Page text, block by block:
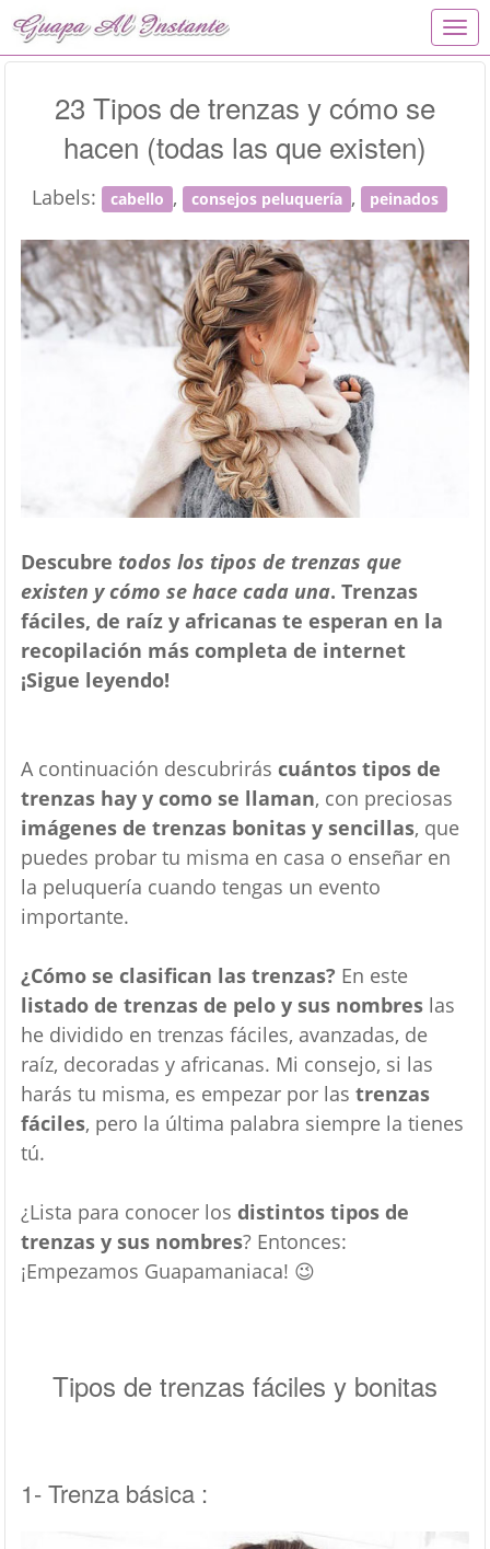
T
o
g
a
t
i
o
n
23 Tipos de trenzas y cómo se
hacen (todas las que existen)
Labels: cabello , consejos peluquería , peinados
Descubre todos los tipos de trenzas que
existen y cómo se hace cada una. Trenzas
fáciles, de raíz y africanas te esperan en la
recopilación más completa de internet
¡Sigue leyendo!
A continuación descubrirás cuántos tipos de
trenzas hay y como se llaman, con preciosas
imágenes de trenzas bonitas y sencillas, que
puedes probar tu misma en casa o enseñar en
la peluquería cuando tengas un evento
importante.
¿Cómo se clasifican las trenzas? En este
listado de trenzas de pelo y sus nombreslas
he dividido en trenzas fáciles, avanzadas, de
raíz, decoradas y africanas. Mi consejo, si las
harás tu misma, es empezar por las trenzas
fáciles, pero la última palabra siempre la tienes
tú.
¿Lista para conocer los distintos tipos de
trenzas y sus nombres? Entonces:
¡Empezamos Guapamaniaca! 😉
Tipos de trenzas fáciles y bonitas
1- Trenza básica :